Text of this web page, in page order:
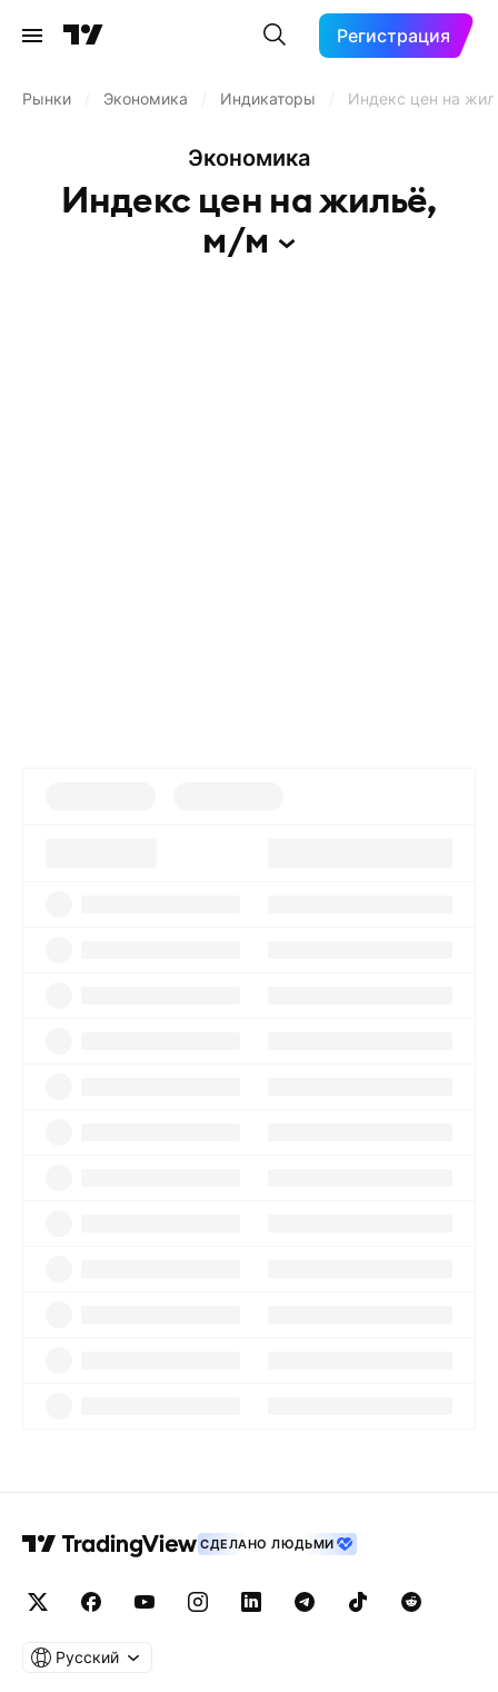
Регистрация
Рынки Экономика Индикаторы Индекс цен на
Экономика
Индекс цен на жильё,
м/м
СДЕЛАНО ЛЮДЬМИ
Русский